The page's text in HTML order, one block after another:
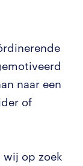
naar een
of
wij op zoek